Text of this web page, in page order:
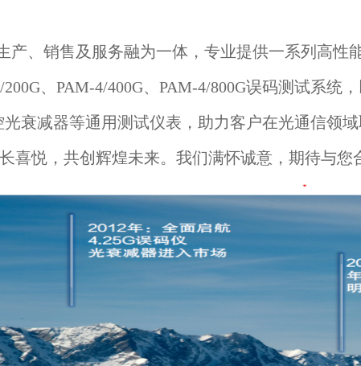
、销售及服务融为一体，专业提供一系列高性
、PAM-4/400G、PAM-4/800G误码测试系统
衰减器等通用测试仪表，助力客户在光通信领域
喜悦，共创辉煌未来。我们满怀诚意，期待与您